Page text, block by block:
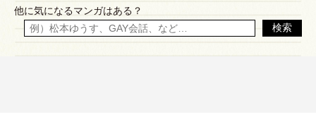
他に気になるマンガはある？
検索